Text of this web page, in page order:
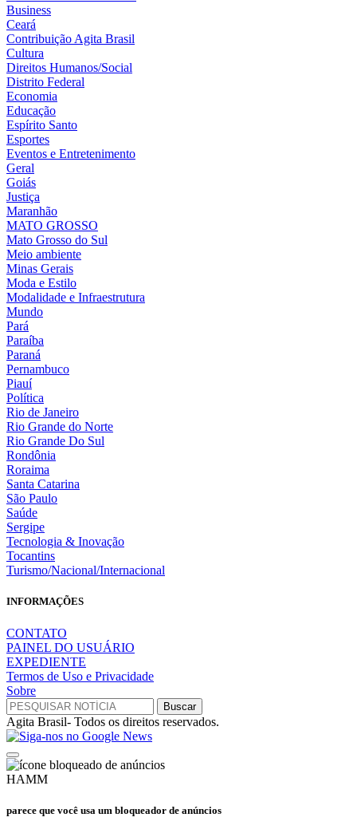
Business
Ceará
Contribuição Agita Brasil
Cultura
Direitos Humanos/Social
Distrito Federal
Economia
Educação
Espírito Santo
Esportes
Eventos e Entretenimento
Geral
Goiás
Justiça
Maranhão
MATO GROSSO
Mato Grosso do Sul
Meio ambiente
Minas Gerais
Moda e Estilo
Modalidade e Infraestrutura
Mundo
Pará
Paraíba
Paraná
Pernambuco
Piauí
Política
Rio de Janeiro
Rio Grande do Norte
Rio Grande Do Sul
Rondônia
Roraima
Santa Catarina
São Paulo
Saúde
Sergipe
Tecnologia & Inovação
Tocantins
Turismo/Nacional/Internacional
INFORMAÇÕES
CONTATO
PAINEL DO USUÁRIO
EXPEDIENTE
Termos de Uso e Privacidade
Sobre
Agita Brasil- Todos os direitos reservados.
HAMM
parece que você usa um bloqueador de anúncios